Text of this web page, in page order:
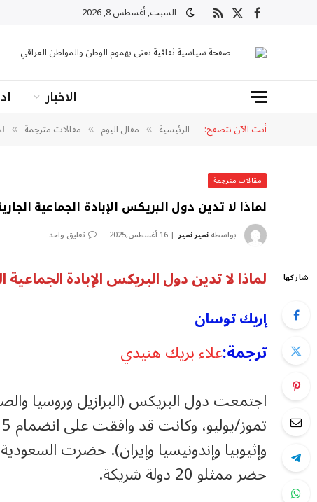
فيسبوك
X
RSS السبت, أغسطس 8, 2026
صفحة سياسية ثقافية تعنى بهموم الوطن والمواطن العراقي
الاخبار
أنت الآن تتصفح: الرئيسية » مقال اليوم » مقالات مترجمة »
مقالات مترجمة
لماذا لا تدين دول البريكس الإبادة الجماعية
بواسطةنمير نمير 16 أغسطس,2025 تعليق واحد
شاركها
لماذا لا تدين دول البريكس الإبادة الجماعية
إريك توسان
ترجمة:علاء بريك هنيدي
وإثيوبيا وإندونيسيا وإيران). حضرت
حضر ممثلو 20 دولة شريكة.